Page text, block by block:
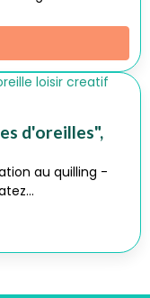
d'oreilles",
au quilling -